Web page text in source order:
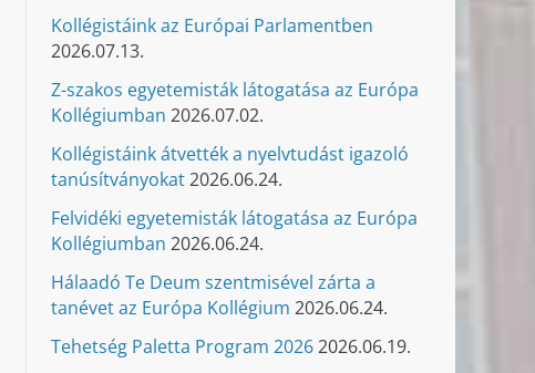
Kollégistáink az Európai Parlamentben
2026.07.13.
Z-szakos egyetemisták látogatása az Európa
Kollégiumban 2026.07.02.
Kollégistáink átvették a nyelvtudást igazoló
tanúsítványokat2026.06.24.
Felvidéki egyetemisták látogatása az Európa
Kollégiumban 2026.06.24.
Hálaadó Te Deum szentmisével zárta a
tanévet az Európa Kollégium 2026.06.24.
Tehetség Paletta Program 20262026.06.19.